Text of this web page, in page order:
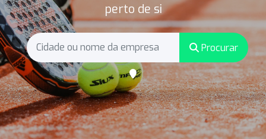
perto de si
Procurar